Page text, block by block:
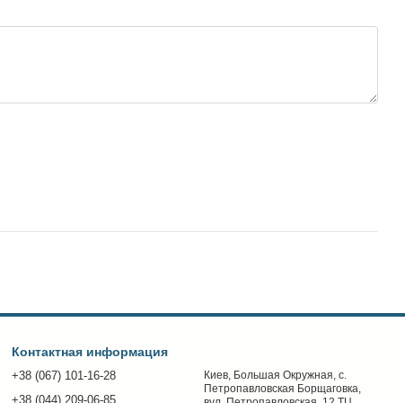
Контактная информация
+38 (067) 101-16-28
+38 (044) 209-06-85
Киев, Большая Окружная, с.
Петропавловская Борщаговка,